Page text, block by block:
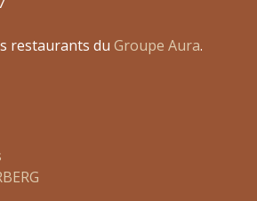
restaurants du Groupe Aura.